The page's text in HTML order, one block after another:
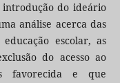
introdução do ideário
análise acerca das
escolar, as
do acesso ao
favorecida e que